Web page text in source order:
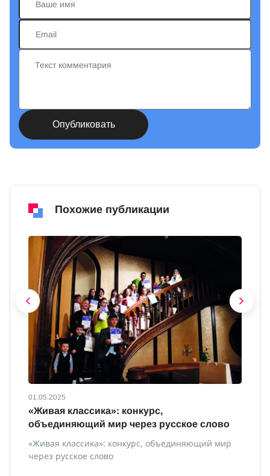
Похожие публикации
01.05.2025
«Живая классика»: конкурс,
объединяющий мир через русское слово
«Живая классика»: конкурс, объединяющий мир
через русское слово